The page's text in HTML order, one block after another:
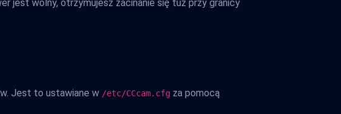
jest wolny, otrzymujesz zacinanie się tuż przy granicy
Jest to ustawiane w /etc/CCcam.cfg za pomocą